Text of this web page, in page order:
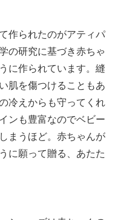
作られたのがアティパ
の研究に基づき赤ちゃ
に作られています。縫
肌を傷つけることもあ
冷えからも守ってくれ
ンも豊富なのでベビー
まうほど。赤ちゃんが
に願って贈る、あたた